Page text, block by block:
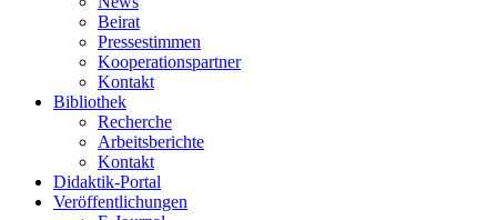
Beirat
Pressestimmen
Kooperationspartner
Kontakt
Bibliothek
Recherche
Arbeitsberichte
Kontakt
Didaktik-Portal
Veröffentlichungen